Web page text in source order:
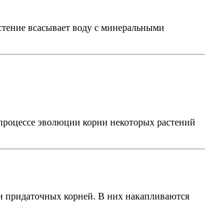
всасывает воду с минеральными
эволюции корни некоторых растений
придаточных корней. В них накапливаются